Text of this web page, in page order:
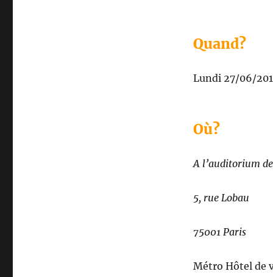
Quand?
Lundi 27/06/
Où?
A l’auditorium
5, rue Lobau
75001 Paris
Métro Hôtel de